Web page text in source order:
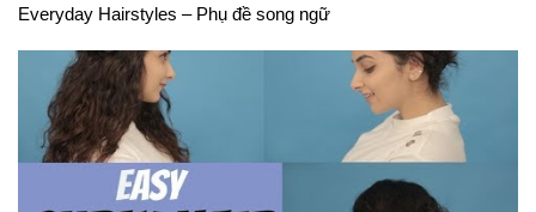
Everyday Hairstyles – Phụ đề song ngữ